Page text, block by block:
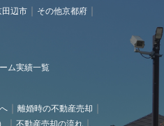
田辺市
その他京都府
ム実績一覧
離婚時の不動産売却
不動産売却の流れ